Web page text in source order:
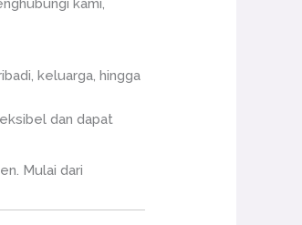
keluarga, hingga
dan dapat
Mulai dari